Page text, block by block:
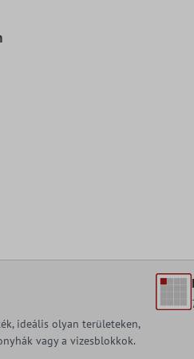
ideális olyan területeken,
vagy a vizesblokkok.